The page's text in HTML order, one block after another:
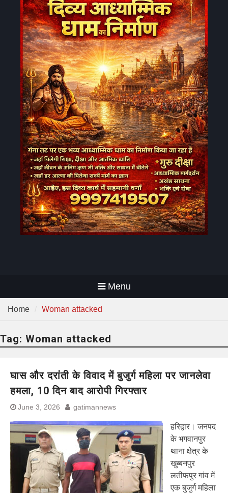
Menu
Home Woman attacked
Tag: Woman attacked
घास और दरांती के विवाद में बुजुर्ग महिला पर जानलेवा
हमला, 10 दिन बाद आरोपी गिरफ्तार
June 3, 2026 gatimannews
हरिद्वार। जनपद
के भगवानपुर
थाना क्षेत्र के
खुब्बनपुर
लतीफपुर गांव में
एक बुजुर्ग महिला